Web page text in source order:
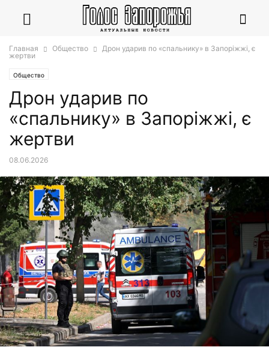
Главная Общество
Дрон ударив по «спальнику» в Запоріжжі, є
жертви
Общество
Дрон ударив по
«спальнику» в Запоріжжі, є
жертви
08.06.2026